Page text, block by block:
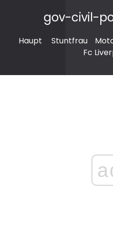
gov-civil-
Haupt Stuntfrau
Fc